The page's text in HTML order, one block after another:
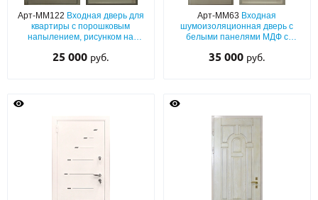
С реечным дизайном(29)
ПО НАЗНАЧЕНИЮ
ПО ОСОБЕННОСТЯМ
Популярные двери
Двери со скидкой
Арт-ММ122 Входная дверь для
квартиры с порошковым
напылением, рисунком на
МДФ
25 000 руб.
Арт-ММ63 Входная
шумоизоляционная дверь с
белыми панелями МДФ с
35 000 руб.